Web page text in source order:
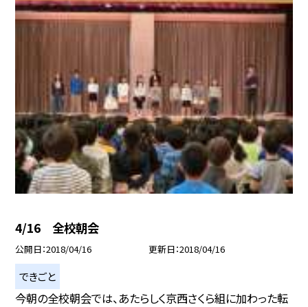
4/16 全校朝会
公開日 2018/04/16 更新日 2018/04/16
できごと
今朝の全校朝会では、あたらしく京西さくら組に加わった転